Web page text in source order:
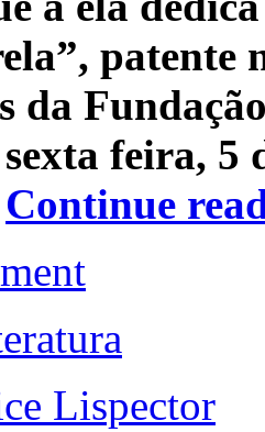
patente
da
feira, 5
Continue
Lispector